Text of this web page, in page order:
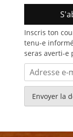
Inscris ton
tenu-e
seras averti-e
Adresse
e-
mail